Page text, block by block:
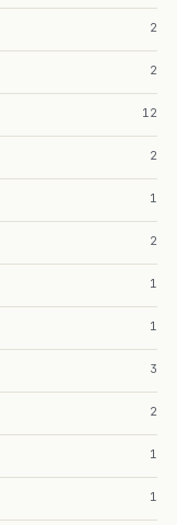
2
2
12
2
1
2
1
1
3
2
1
1